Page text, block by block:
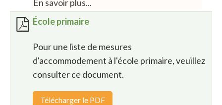
En savoir plus...
École primaire
Pour une liste de mesures
d'accommodement à l'école primaire, veuillez
consulter ce document.
Télécharger le PDF